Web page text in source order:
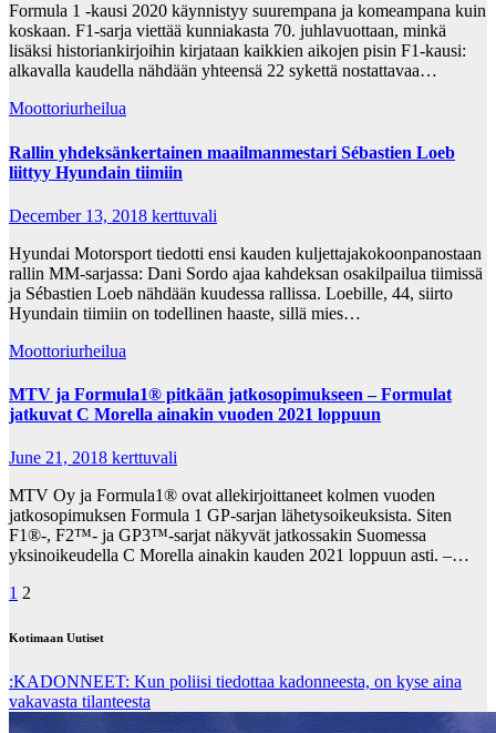
Formula 1 -kausi 2020 käynnistyy suurempana ja komeampana kuin
koskaan. F1-sarja viettää kunniakasta 70. juhlavuottaan, minkä
lisäksi historiankirjoihin kirjataan kaikkien aikojen pisin F1-kausi:
alkavalla kaudella nähdään yhteensä 22 sykettä nostattavaa…
Moottoriurheilua
Rallin yhdeksänkertainen maailmanmestari Sébastien Loeb
liittyy Hyundain tiimiin
December 13, 2018 kerttuvali
Hyundai Motorsport tiedotti ensi kauden kuljettajakokoonpanostaan
rallin MM-sarjassa: Dani Sordo ajaa kahdeksan osakilpailua tiimissä
ja Sébastien Loeb nähdään kuudessa rallissa. Loebille, 44, siirto
Hyundain tiimiin on todellinen haaste, sillä mies…
Moottoriurheilua
MTV ja Formula1® pitkään jatkosopimukseen – Formulat
jatkuvat C Morella ainakin vuoden 2021 loppuun
June 21, 2018 kerttuvali
MTV Oy ja Formula1® ovat allekirjoittaneet kolmen vuoden
jatkosopimuksen Formula 1 GP-sarjan lähetysoikeuksista. Siten
F1®-, F2™- ja GP3™-sarjat näkyvät jatkossakin Suomessa
yksinoikeudella C Morella ainakin kauden 2021 loppuun asti. –…
Posts
pagination
1 2
Kotimaan Uutiset
:KADONNEET: Kun poliisi tiedottaa kadonneesta, on kyse aina
vakavasta tilanteesta